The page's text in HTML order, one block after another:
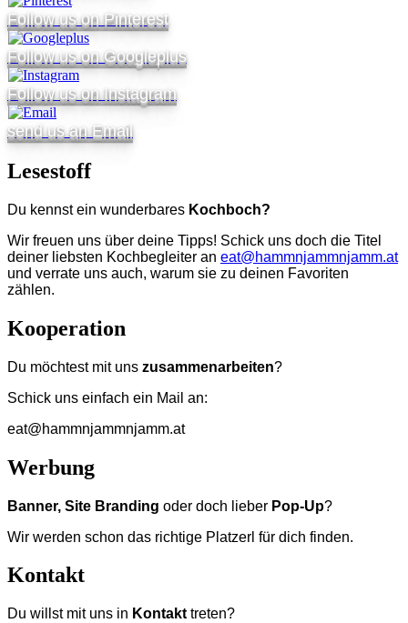
Follow us on Pinterest
Follow us on Googleplus
Follow us on Instagram
send us an Email
Lesestoff
Du kennst ein wunderbares Kochboch?
Wir freuen uns über deine Tipps! Schick uns doch die Titel
deiner liebsten Kochbegleiter an eat@hammnjammnjamm.at
und verrate uns auch, warum sie zu deinen Favoriten
zählen.
Kooperation
Du möchtest mit uns zusammenarbeiten?
Schick uns einfach ein Mail an:
eat@hammnjammnjamm.at
Werbung
Banner, Site Branding oder doch lieber Pop-Up?
Wir werden schon das richtige Platzerl für dich finden.
Kontakt
Du willst mit uns in Kontakt treten?